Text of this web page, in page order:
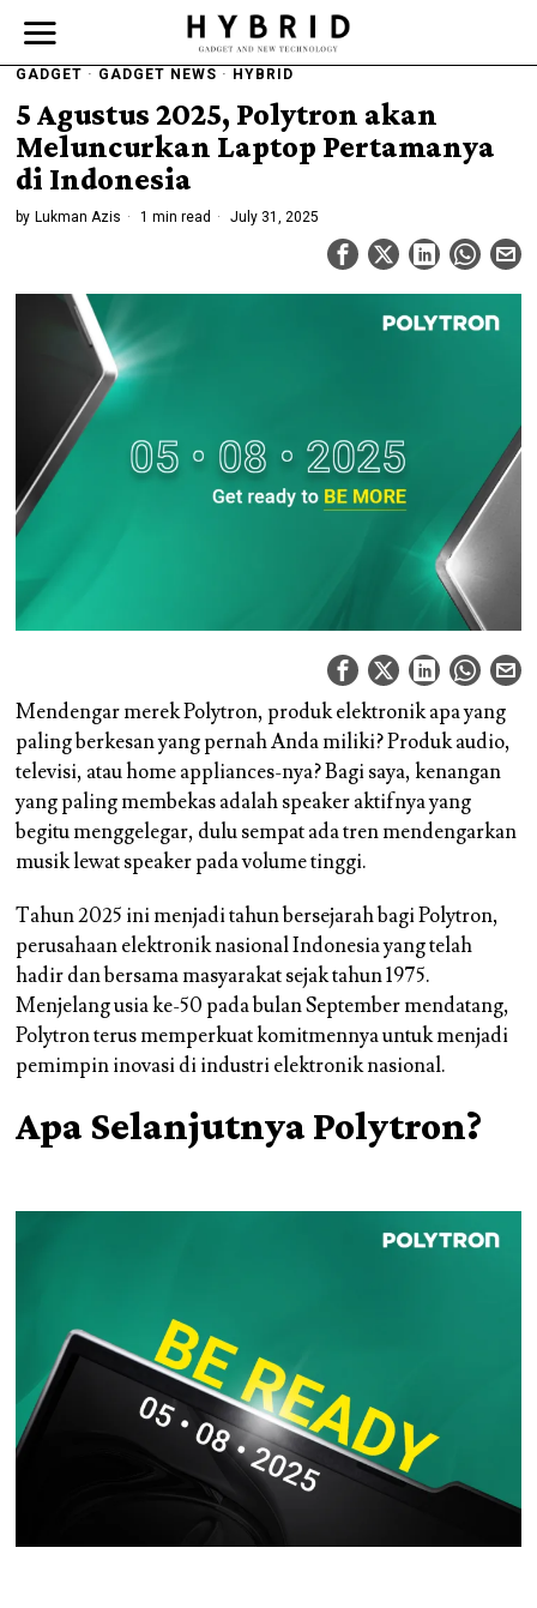
GADGET · GADGET NEWS · HYBRID
5 Agustus 2025, Polytron akan
Meluncurkan Laptop Pertamanya
di Indonesia
by Lukman Azis 1 min read July 31, 2025
Mendengar merek Polytron, produk elektronik apa yang
paling berkesan yang pernah Anda miliki? Produk audio,
televisi, atau home appliances-nya? Bagi saya, kenangan
yang paling membekas adalah speaker aktifnya yang
begitu menggelegar, dulu sempat ada tren mendengarkan
musik lewat speaker pada volume tinggi.
Tahun 2025 ini menjadi tahun bersejarah bagi Polytron,
perusahaan elektronik nasional Indonesia yang telah
hadir dan bersama masyarakat sejak tahun 1975.
Menjelang usia ke-50 pada bulan September mendatang,
Polytron terus memperkuat komitmennya untuk menjadi
pemimpin inovasi di industri elektronik nasional.
Apa Selanjutnya Polytron?